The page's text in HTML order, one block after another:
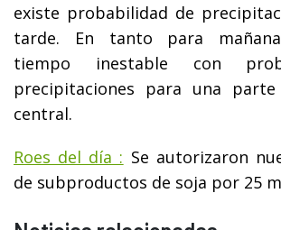
existe probabilidad de
tarde. En tanto para
tiempo inestable con
precipitaciones para una
central.
Roes del día : Se autorizaron
de subproductos de soja por 25